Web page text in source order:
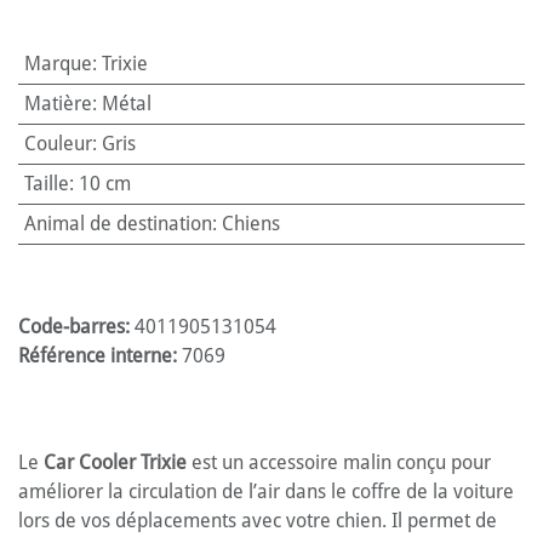
Marque: Trixie
Matière: Métal
Couleur: Gris
Taille: 10 cm
Animal de destination: Chiens
Code-barres: 4011905131054
Référence interne: 7069
Le Car Cooler Trixie est un accessoire malin conçu pour
améliorer la circulation de l’air dans le coffre de la voiture
lors de vos déplacements avec votre chien. Il permet de